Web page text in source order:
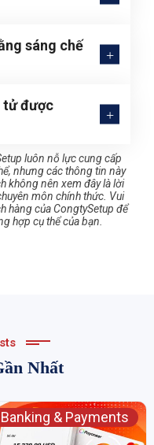
sáng chế
tử được
luôn nỗ lực cung cấp
nhưng các thông tin này
không nên xem đây là lời
môn chính thức. Vui
hàng của CongtySetup để
hợp cụ thể của bạn.
Nhất
Banking & Payments